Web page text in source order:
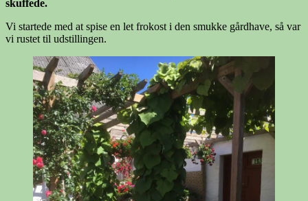
skuffede.
Vi startede med at spise en let frokost i den smukke gårdhave, så var
vi rustet til udstillingen.